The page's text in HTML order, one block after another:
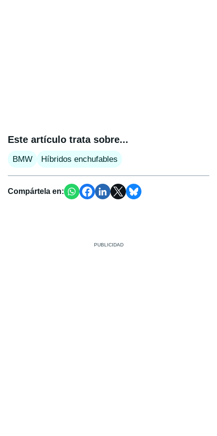
Este artículo trata sobre...
BMW Híbridos enchufables
Compártela en: